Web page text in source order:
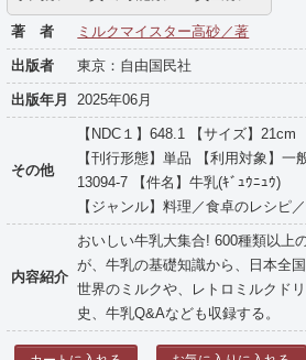
著 者 ミルクマイスター高砂／著
出版者 東京：自由国民社
出版年月 2025年06月
その他
【NDC１】648.1 【サイズ】21cm
【刊行形態】単品 【利用対象】一
13094-7 【件名】牛乳(ｷﾞｭｳﾆｭｳ)
【ジャンル】料理／食卓のレシピ
内容紹介
おいしい牛乳大集合! 600種類以上
が、牛乳の基礎知識から、日本全
世界のミルクや、レトロミルクド
史、牛乳Q&Aなども収録する。